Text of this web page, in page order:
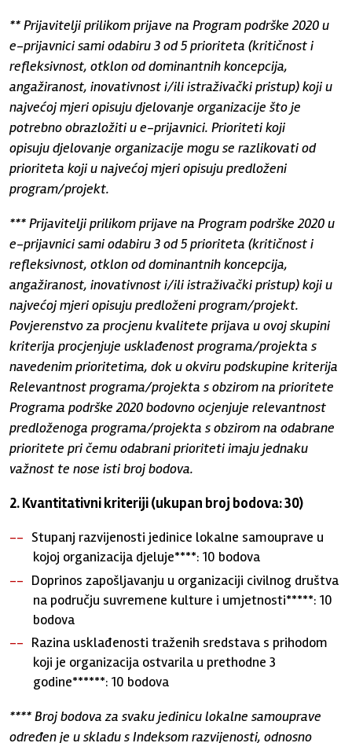
** Prijavitelji prilikom prijave na Program podrške 2020 u
e-prijavnici sami odabiru 3 od 5 prioriteta (kritičnost i
refleksivnost, otklon od dominantnih koncepcija,
angažiranost, inovativnost i/ili istraživački pristup) koji u
najvećoj mjeri opisuju djelovanje organizacije što je
potrebno obrazložiti u e-prijavnici. Prioriteti koji
opisuju djelovanje organizacije mogu se razlikovati od
prioriteta koji u najvećoj mjeri opisuju predloženi
program/projekt.
*** Prijavitelji prilikom prijave na Program podrške 2020 u
e-prijavnici sami odabiru 3 od 5 prioriteta (kritičnost i
refleksivnost, otklon od dominantnih koncepcija,
angažiranost, inovativnost i/ili istraživački pristup) koji u
najvećoj mjeri opisuju predloženi program/projekt.
Povjerenstvo za procjenu kvalitete prijava u ovoj skupini
kriterija procjenjuje usklađenost programa/projekta s
navedenim prioritetima, dok u okviru podskupine kriterija
Relevantnost programa/projekta s obzirom na prioritete
Programa podrške 2020 bodovno ocjenjuje relevantnost
predloženoga programa/projekta s obzirom na odabrane
prioritete pri čemu odabrani prioriteti imaju jednaku
važnost te nose isti broj bodova.
2. Kvantitativni kriteriji (ukupan broj bodova: 30)
Stupanj razvijenosti jedinice lokalne samouprave u
kojoj organizacija djeluje****: 10 bodova
Doprinos zapošljavanju u organizaciji civilnog društva
na području suvremene kulture i umjetnosti*****: 10
bodova
Razina usklađenosti traženih sredstava s prihodom
koji je organizacija ostvarila u prethodne 3
godine******: 10 bodova
**** Broj bodova za svaku jedinicu lokalne samouprave
određen je u skladu s Indeksom razvijenosti, odnosno